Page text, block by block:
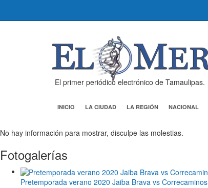
El primer periódico electrónico de Tamaulipas.
INICIO LA CIUDAD LA REGIÓN NACIONAL
No hay información para mostrar, disculpe las molestias.
Fotogalerías
Pretemporada verano 2020 Jaiba Brava vs Correcaminos